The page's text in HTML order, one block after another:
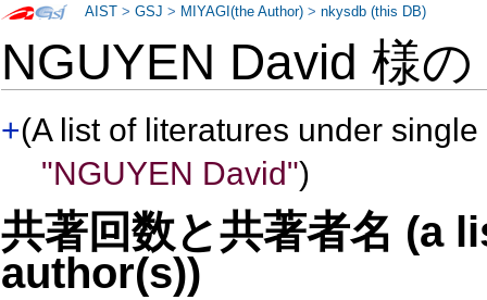
NGUYEN David 様の
+(A list of literatures under
"NGUYEN David")
共著回数と共著者名 (a
author(s))
AIST >GSJ > MIYAGI(the Author) >nkysdb (this DB)